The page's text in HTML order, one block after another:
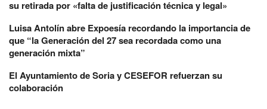
su retirada por «falta de justificación técnica y legal»
Luisa Antolín abre Expoesía recordando la importancia de
que “la Generación del 27 sea recordada como una
generación mixta”
El Ayuntamiento de Soria y CESEFOR refuerzan su
colaboración